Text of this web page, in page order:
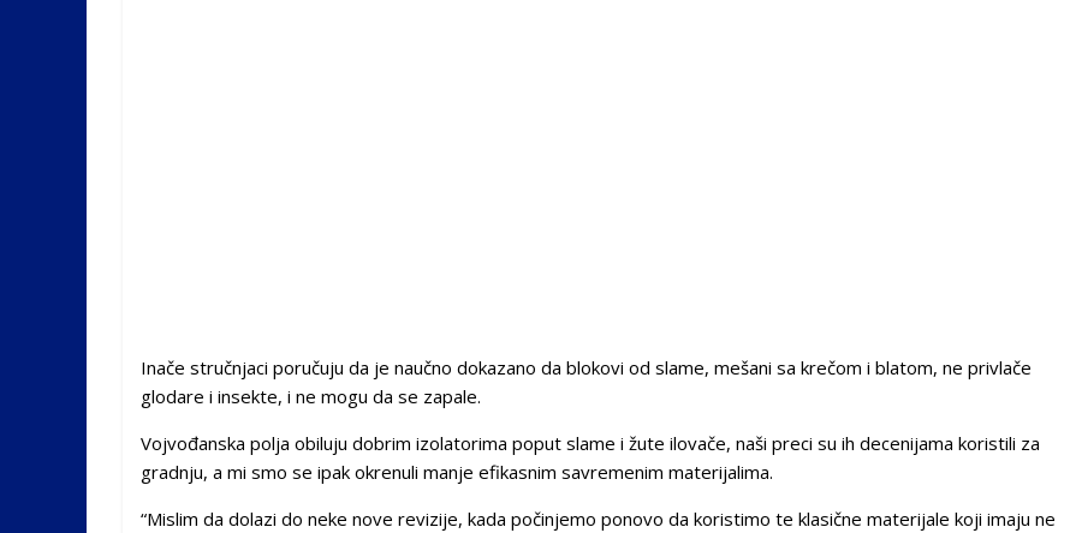
Inače stručnjaci poručuju da je naučno dokazano da blokovi od slame, mešani sa krečom i blatom, ne privlače
glodare i insekte, i ne mogu da se zapale.
Vojvođanska polja obiluju dobrim izolatorima poput slame i žute ilovače, naši preci su ih decenijama koristili za
gradnju, a mi smo se ipak okrenuli manje efikasnim savremenim materijalima.
“Mislim da dolazi do neke nove revizije, kada počinjemo ponovo da koristimo te klasične materijale koji imaju ne